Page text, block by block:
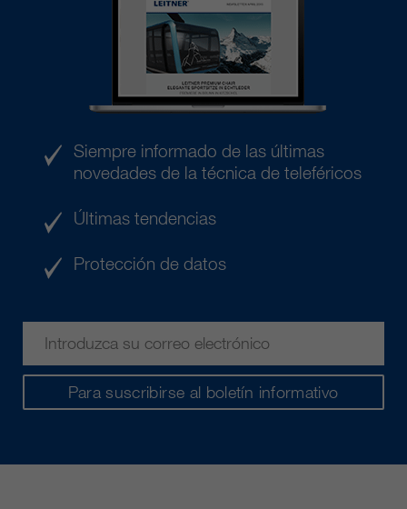
Para suscribirse al boletín informativo
Siempre informado de las últimas
novedades de la técnica de teleféricos
Últimas tendencias
Protección de datos